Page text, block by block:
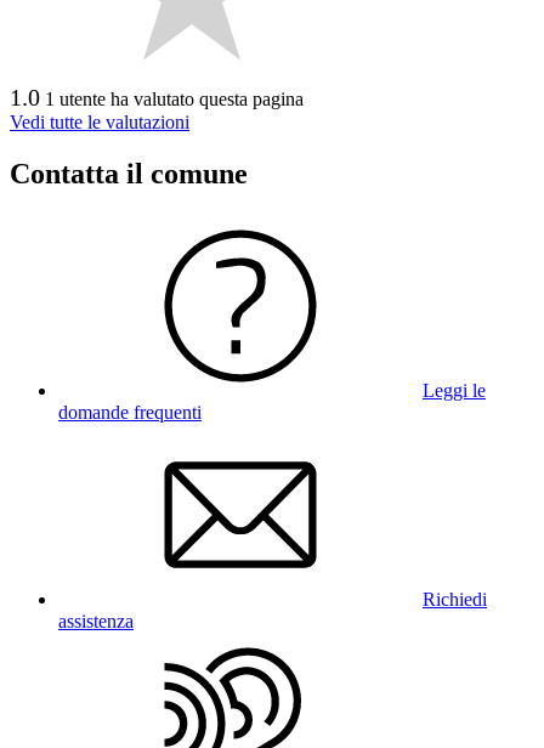
1.0 1 utente ha valutato questa pagina
Vedi tutte le valutazioni
Contatta il comune
Leggi le
domande frequenti
Richiedi
assistenza